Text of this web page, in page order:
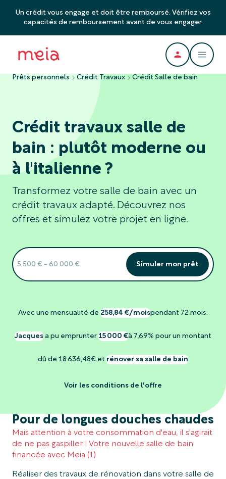
Un crédit vous engage et doit être remboursé. Vérifiez vos
capacités de remboursement avant de vous engager.
Crédit travaux salle de
bain : plutôt moderne ou
à l'italienne ?
Transformez votre salle de bain avec un
crédit travaux adapté. Découvrez nos
offres et simulez votre projet en ligne.
Simuler mon prêt
Avec une mensualité de 258,84 €/moispendant 72 mois.
Jacques a pu emprunter 15 000 €à 7,69% pour un montant
dû de 18 636,48€ et rénover sa salle de bain
Voir les conditions de l'offre
Prêts personnels Crédit Travaux Crédit Salle de bain
Pour de longues douches chaudes
Mais attention à votre consommation d'eau, il s'agirait
de ne pas gaspiller ! Votre nouvelle salle de bain
financée avec Meia (1)
Réaliser des travaux de rénovation dans votre salle de